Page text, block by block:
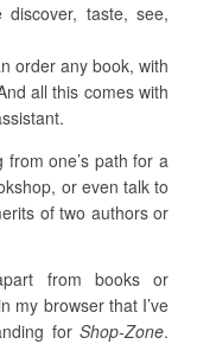
taste, see,
order any book, with
all this comes with
from one’s path for a
or even talk to
of two authors or
from books or
my browser that I’ve
for Shop-Zone.